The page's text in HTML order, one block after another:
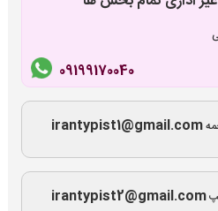
09199170040
irantypist1@gmail.com
irantypist2@gmail.com